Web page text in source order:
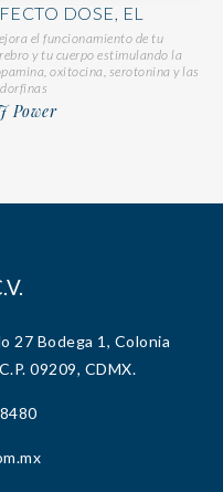
DOSE, EL
el funcionamiento de tu
y tu cuerpo estimulando la
oxitocina, serotonina y las
Power
27 Bodega 1, Colonia
09209, CDMX.